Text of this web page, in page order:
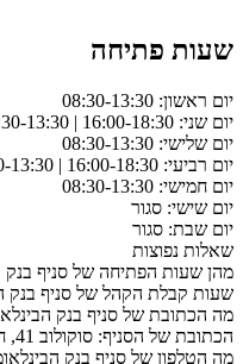
שעות פתיחה
יום ראשון: 08:30-13:30
יום שני: 16:00-18:30 | 08:30-13:30
יום שלישי: 08:30-13:30
יום רביעי: 16:00-18:30 | 08:30-13:30
יום חמישי: 08:30-13:30
יום שישי: סגור
יום שבת: סגור
שאלות נפוצות
מהן שעות הפתיחה של סניף בנק
שעות קבלת הקהל של סניף בנק
מה הכתובת של סניף בנק
הכתובת של הסניף: סוקולוב 41, חולון
מה הטלפון של סניף בנק